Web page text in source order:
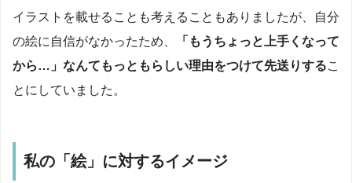
イラストを載せることも考えることもありましたが、自分
の絵に自信がなかったため、
「もうちょっと上手くなって
から…」なんてもっともらしい理由をつけて先送りするこ
とにしていました。
私の「絵」に対するイメージ